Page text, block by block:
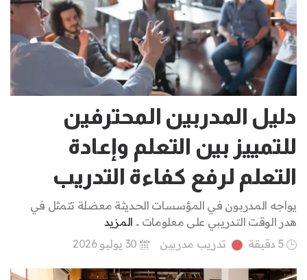
دليل المدربين المحترفين
للتمييز بين التعلم وإعادة
التعلم لرفع كفاءة التدريب
يواجه المدربون في المؤسسات الحديثة معضلة تتمثل في
هدر الوقت التدريبي على معلومات .. المزيد
5 دقيقة
تدريب مدربين